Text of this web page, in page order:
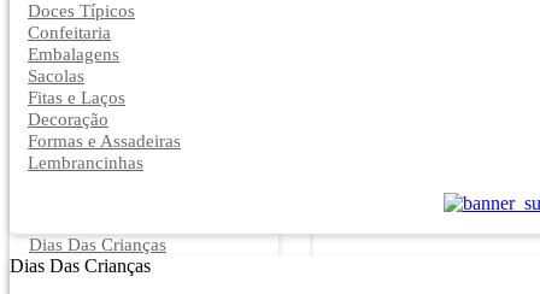
Doces Típicos
Confeitaria
Embalagens
Sacolas
Fitas e Laços
Decoração
Formas e Assadeiras
Lembrancinhas
Dias Das Crianças
Dias Das Crianças